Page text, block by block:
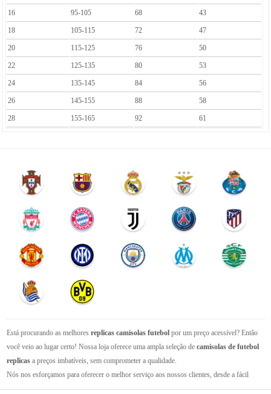
16 95-105 68 43
18 105-115 72 47
20 115-125 76 50
22 125-135 80 53
24 135-145 84 56
26 145-155 88 58
28 155-165 92 61
Está procurando as melhores replicas camisolas futebol por um preço acessível? Então
você veio ao lugar certo! Nossa loja oferece uma ampla seleção de camisolas de futebol
replicas a preços imbatíveis, sem comprometer a qualidade.
Nós nos esforçamos para oferecer o melhor serviço aos nossos clientes, desde a fácil
navegação em nosso site até a entrega rápida de seus pedidos. Com nossa equipe de